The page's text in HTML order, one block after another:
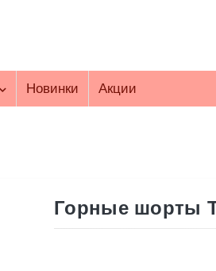
Новинки Акции
Горные шорты